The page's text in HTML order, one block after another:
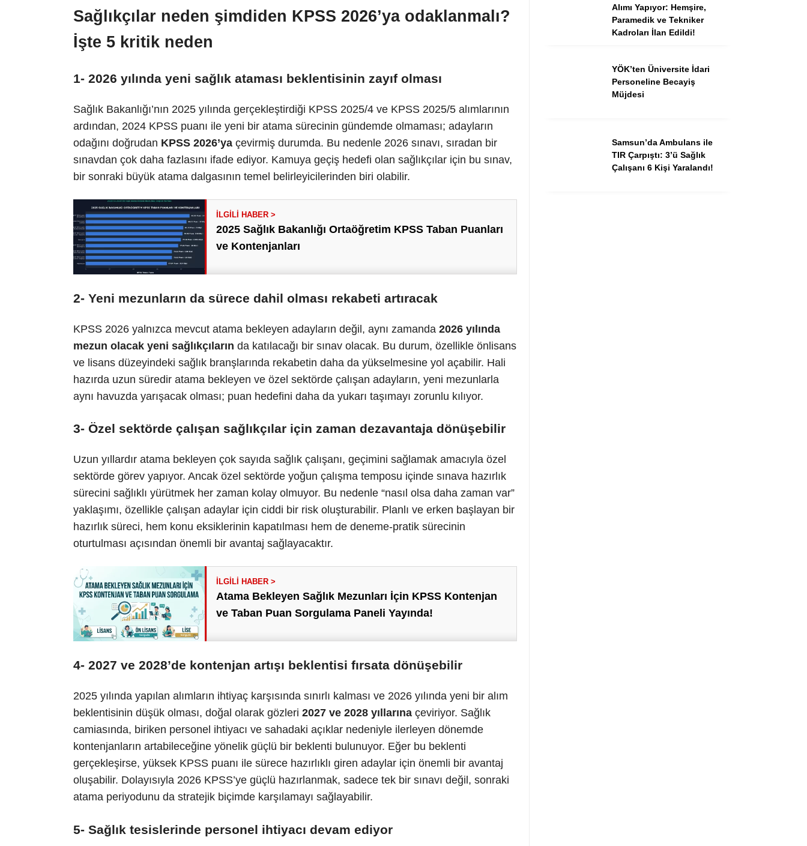
Sağlıkçılar neden şimdiden KPSS 2026’ya odaklanmalı?
İşte 5 kritik neden
1- 2026 yılında yeni sağlık ataması beklentisinin zayıf olması
Sağlık Bakanlığı’nın 2025 yılında gerçekleştirdiği KPSS 2025/4 ve KPSS 2025/5 alımlarının
ardından, 2024 KPSS puanı ile yeni bir atama sürecinin gündemde olmaması; adayların
odağını doğrudan KPSS 2026’ya çevirmiş durumda. Bu nedenle 2026 sınavı, sıradan bir
sınavdan çok daha fazlasını ifade ediyor. Kamuya geçiş hedefi olan sağlıkçılar için bu sınav,
bir sonraki büyük atama dalgasının temel belirleyicilerinden biri olabilir.
2025 Sağlık Bakanlığı Ortaöğretim KPSS Taban Puanları
ve Kontenjanları
2- Yeni mezunların da sürece dahil olması rekabeti artıracak
KPSS 2026 yalnızca mevcut atama bekleyen adayların değil, aynı zamanda 2026 yılında
mezun olacak yeni sağlıkçıların da katılacağı bir sınav olacak. Bu durum, özellikle önlisans
ve lisans düzeyindeki sağlık branşlarında rekabetin daha da yükselmesine yol açabilir. Hali
hazırda uzun süredir atama bekleyen ve özel sektörde çalışan adayların, yeni mezunlarla
aynı havuzda yarışacak olması; puan hedefini daha da yukarı taşımayı zorunlu kılıyor.
3- Özel sektörde çalışan sağlıkçılar için zaman dezavantaja dönüşebilir
Uzun yıllardır atama bekleyen çok sayıda sağlık çalışanı, geçimini sağlamak amacıyla özel
sektörde görev yapıyor. Ancak özel sektörde yoğun çalışma temposu içinde sınava hazırlık
sürecini sağlıklı yürütmek her zaman kolay olmuyor. Bu nedenle “nasıl olsa daha zaman var”
yaklaşımı, özellikle çalışan adaylar için ciddi bir risk oluşturabilir. Planlı ve erken başlayan bir
hazırlık süreci, hem konu eksiklerinin kapatılması hem de deneme-pratik sürecinin
oturtulması açısından önemli bir avantaj sağlayacaktır.
Atama Bekleyen Sağlık Mezunları İçin KPSS Kontenjan
ve Taban Puan Sorgulama Paneli Yayında!
4- 2027 ve 2028’de kontenjan artışı beklentisi fırsata dönüşebilir
2025 yılında yapılan alımların ihtiyaç karşısında sınırlı kalması ve 2026 yılında yeni bir alım
beklentisinin düşük olması, doğal olarak gözleri 2027 ve 2028 yıllarına çeviriyor. Sağlık
camiasında, biriken personel ihtiyacı ve sahadaki açıklar nedeniyle ilerleyen dönemde
kontenjanların artabileceğine yönelik güçlü bir beklenti bulunuyor. Eğer bu beklenti
gerçekleşirse, yüksek KPSS puanı ile sürece hazırlıklı giren adaylar için önemli bir avantaj
oluşabilir. Dolayısıyla 2026 KPSS’ye güçlü hazırlanmak, sadece tek bir sınavı değil, sonraki
atama periyodunu da stratejik biçimde karşılamayı sağlayabilir.
5- Sağlık tesislerinde personel ihtiyacı devam ediyor
Alımı Yapıyor: Hemşire,
Paramedik ve Tekniker
Kadroları İlan Edildi!
YÖK’ten Üniversite İdari
Personeline Becayiş
Müjdesi
Samsun’da Ambulans ile
TIR Çarpıştı: 3’ü Sağlık
Çalışanı 6 Kişi Yaralandı!